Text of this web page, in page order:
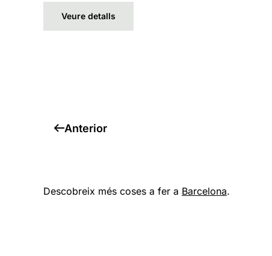
Veure detalls
Anterior
Descobreix més coses a fer a Barcelona.